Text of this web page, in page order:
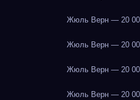
Жюль Верн — 20
Жюль Верн — 20
Жюль Верн — 20
Жюль Верн — 20